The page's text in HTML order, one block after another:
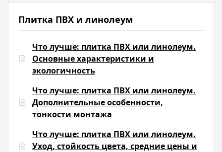
Плитка ПВХ и линолеум
Что лучше: плитка ПВХ или линолеум.
Основные характеристики и
экологичность
Что лучше: плитка ПВХ или линолеум.
Дополнительные особенности,
тонкости монтажа
Что лучше: плитка ПВХ или линолеум.
Уход, стойкость цвета, средние цены и